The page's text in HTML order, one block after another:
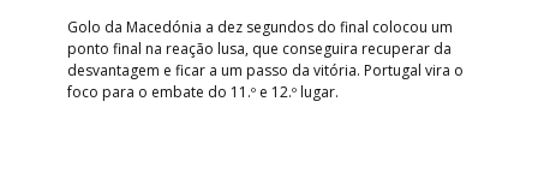
Golo da Macedónia a dez segundos do final colocou um
ponto final na reação lusa, que conseguira recuperar da
desvantagem e ficar a um passo da vitória. Portugal vira o
foco para o embate do 11.º e 12.º lugar.